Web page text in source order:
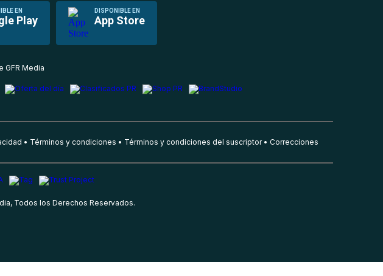
EN
Play
DISPONIBLE EN
App Store
GFR Media
Términos y condiciones Términos y condiciones del suscriptor Correcciones
Todos los Derechos Reservados.